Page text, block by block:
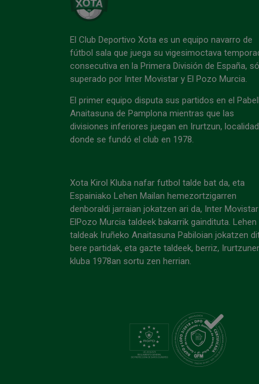
El Club Deportivo Xota es un equipo navarro de
fútbol sala que juega su vigesimoctava
consecutiva en la Primera División de España,
superado por Inter Movistar y El Pozo Murcia.
El primer equipo disputa sus partidos en el
Anaitasuna de Pamplona mientras que las
divisiones inferiores juegan en Irurtzun, localidad
donde se fundó el club en 1978.
Xota Kirol Kluba nafar futbol talde bat da, eta
Espainiako Lehen Mailan hemezortzigarren
denboraldi jarraian jokatzen ari da, Inter
ElPozo Murcia taldeek bakarrik gaindituta. Lehen
taldeak Iruñeko Anaitasuna Pabiloian jokatzen
bere partidak, eta gazte taldeek, berriz,
kluba 1978an sortu zen herrian.